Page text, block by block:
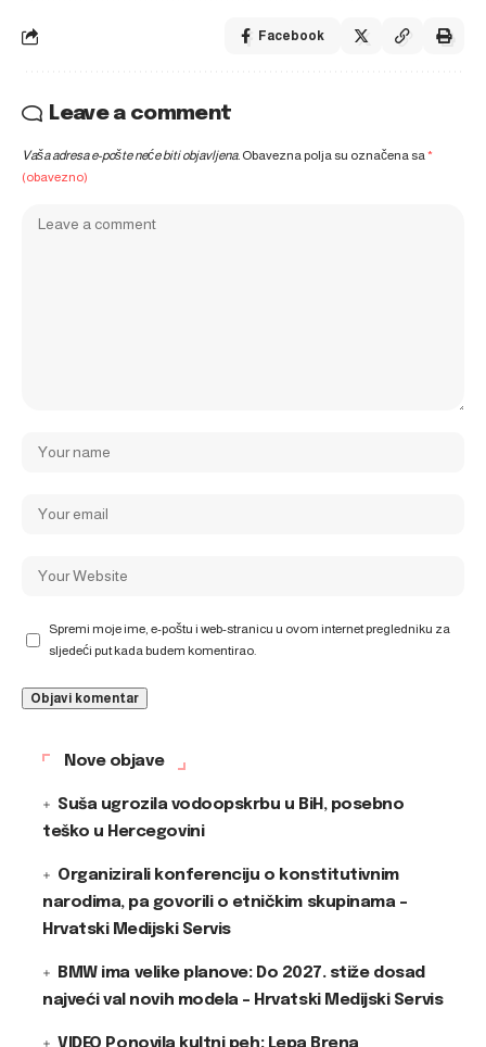
Facebook
Leave a comment
Vaša adresa e-pošte neće biti objavljena. Obavezna polja su označena sa*
(obavezno)
Spremi moje ime, e-poštu i web-stranicu u ovom internet pregledniku za
sljedeći put kada budem komentirao.
Nove objave
Suša ugrozila vodoopskrbu u BiH, posebno
teško u Hercegovini
Organizirali konferenciju o konstitutivnim
narodima, pa govorili o etničkim skupinama –
Hrvatski Medijski Servis
BMW ima velike planove: Do 2027. stiže dosad
najveći val novih modela – Hrvatski Medijski Servis